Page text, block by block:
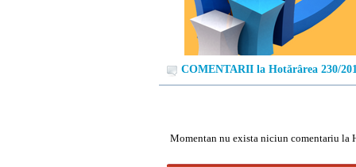
COMENTARII la Hotărârea 230/
Momentan nu exista niciun comentariu la